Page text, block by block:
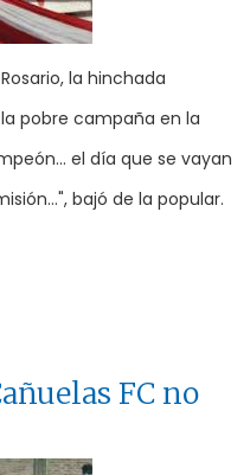
la hinchada
pobre campaña en la
el día que se vayan
bajó de la popular.
FC no